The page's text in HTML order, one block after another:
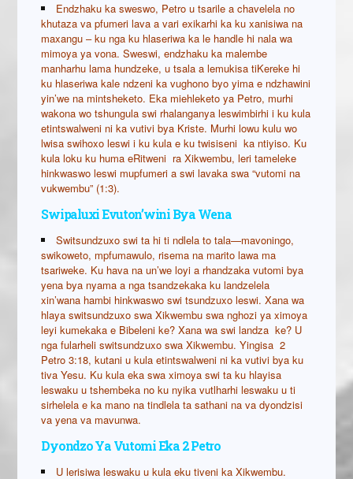
Endzhaku ka sweswo, Petro u tsarile a chavelela no
khutaza va pfumeri lava a vari exikarhi ka ku xanisiwa na
maxangu – ku nga ku hlaseriwa ka le handle hi nala wa
mimoya ya vona. Sweswi, endzhaku ka malembe
manharhu lama hundzeke, u tsala a lemukisa tiKereke hi
ku hlaseriwa kale ndzeni ka vughono byo yima e ndzhawini
yin’we na mintsheketo. Eka miehleketo ya Petro, murhi
wakona wo tshungula swi rhalanganya leswimbirhi i ku kula
etintswalweni ni ka vutivi bya Kriste. Murhi lowu kulu wo
lwisa swihoxo leswi i ku kula e ku twisiseni ka ntiyiso. Ku
kula loku ku huma eRitweni ra Xikwembu, leri tameleke
hinkwaswo leswi mupfumeri a swi lavaka swa “vutomi na
vukwembu” (1:3).
Swipaluxi Evuton’wini Bya Wena
Switsundzuxo swi ta hi ti ndlela to tala—mavoningo,
swikoweto, mpfumawulo, risema na marito lawa ma
tsariweke. Ku hava na un’we loyi a rhandzaka vutomi bya
yena bya nyama a nga tsandzekaka ku landzelela
xin’wana hambi hinkwaswo swi tsundzuxo leswi. Xana wa
hlaya switsundzuxo swa Xikwembu swa nghozi ya ximoya
leyi kumekaka e Bibeleni ke? Xana wa swi landza ke? U
nga fularheli switsundzuxo swa Xikwembu. Yingisa 2
Petro 3:18, kutani u kula etintswalweni ni ka vutivi bya ku
tiva Yesu. Ku kula eka swa ximoya swi ta ku hlayisa
leswaku u tshembeka no ku nyika vutlharhi leswaku u ti
sirhelela e ka mano na tindlela ta sathani na va dyondzisi
va yena va mavunwa.
Dyondzo Ya Vutomi Eka 2 Petro
U lerisiwa leswaku u kula eku tiveni ka Xikwembu.